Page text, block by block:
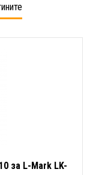
за L-Mark LK-